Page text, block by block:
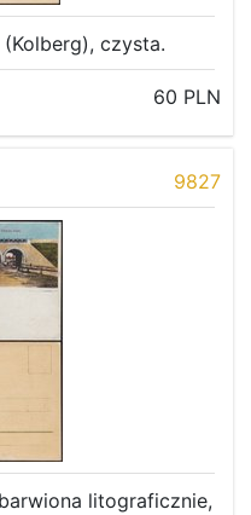
czysta.
60 PLN
9827
litograficznie,